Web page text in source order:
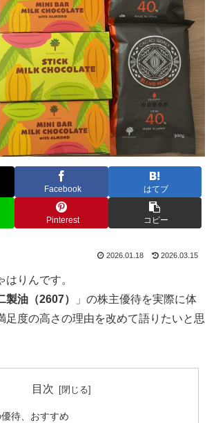
Facebook はてブ
Pinterest コピー
2026.01.18 2026.03.15
はりんです。
製油（2607）
」の株主優待を実際に体
足度の高さの理由を改めて語りたいと思
目次
待、おすすめ